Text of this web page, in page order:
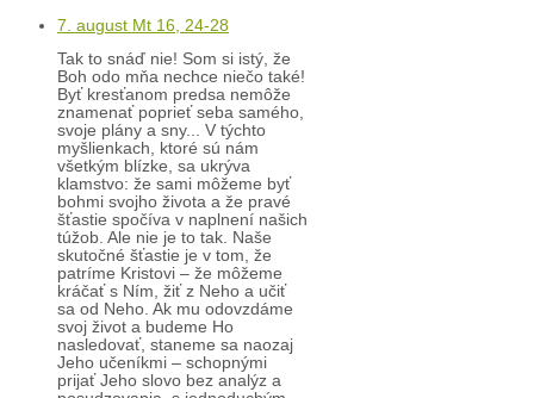
7. august Mt 16, 24-28
Tak to snáď nie! Som si istý, že
Boh odo mňa nechce niečo také!
Byť kresťanom predsa nemôže
znamenať poprieť seba samého,
svoje plány a sny... V týchto
myšlienkach, ktoré sú nám
všetkým blízke, sa ukrýva
klamstvo: že sami môžeme byť
bohmi svojho života a že pravé
šťastie spočíva v naplnení našich
túžob. Ale nie je to tak. Naše
skutočné šťastie je v tom, že
patríme Kristovi – že môžeme
kráčať s Ním, žiť z Neho a učiť
sa od Neho. Ak mu odovzdáme
svoj život a budeme Ho
nasledovať, staneme sa naozaj
Jeho učeníkmi – schopnými
prijať Jeho slovo bez analýz a